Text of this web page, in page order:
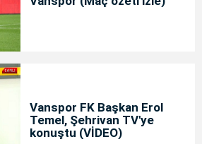
Vanspor FK Başkan Erol
Temel, Şehrivan TV'ye
konuştu (VİDEO)